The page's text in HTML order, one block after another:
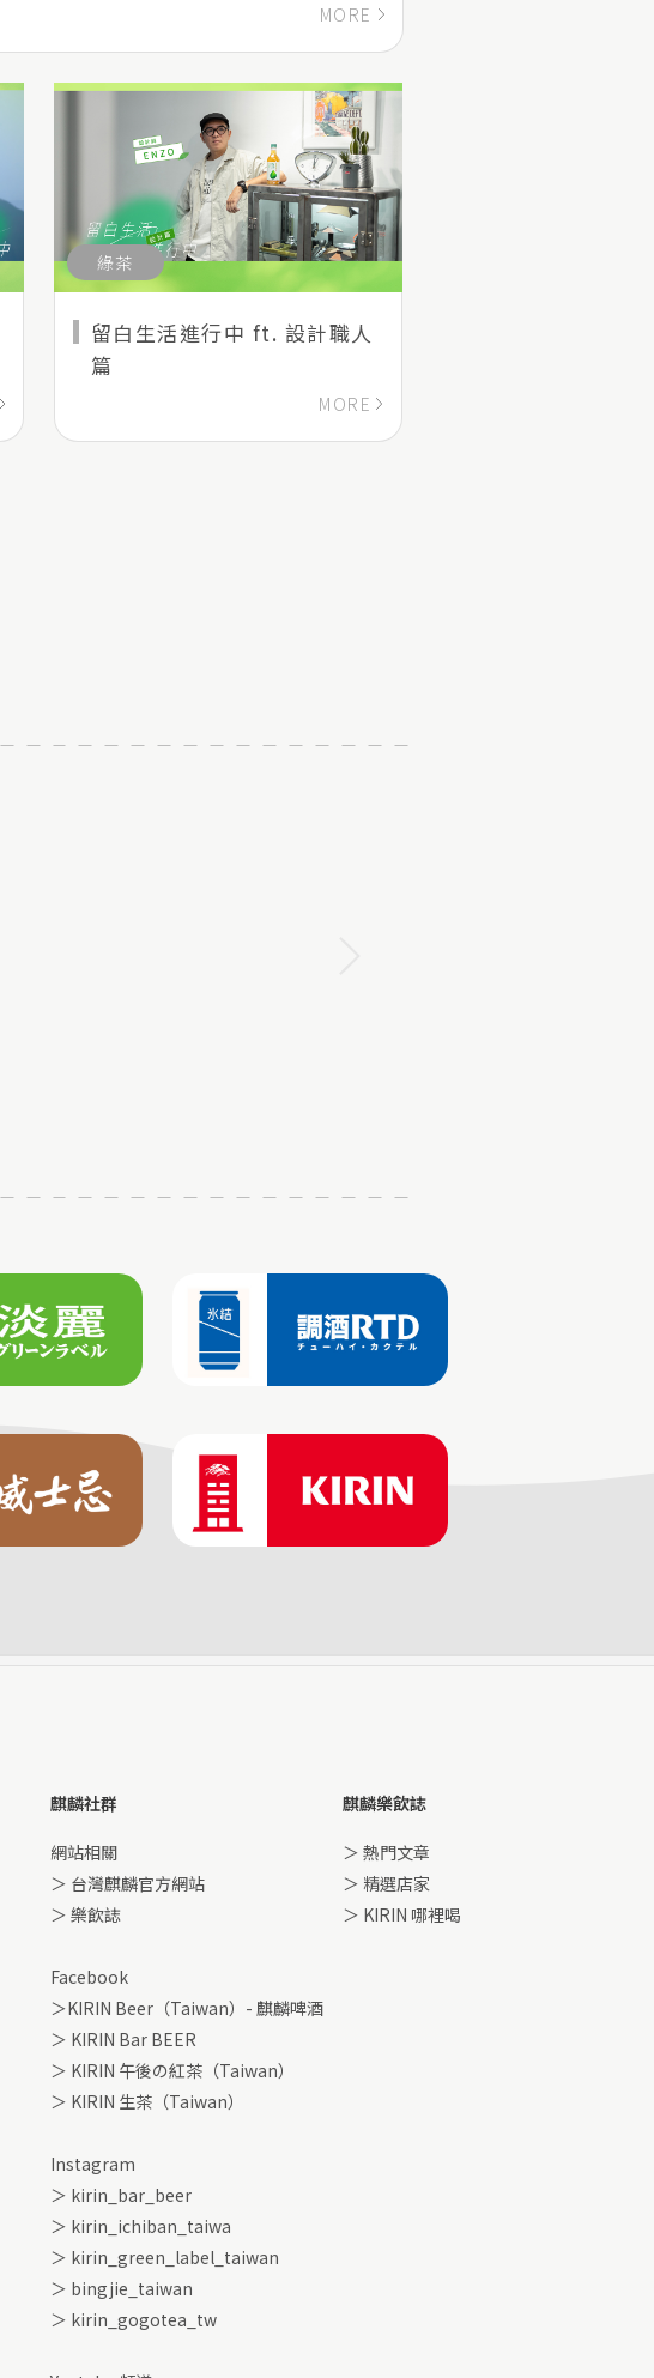
MORE
綠茶
留白生活進行中 ft. 設計職人
篇
MORE
麒麟社群
網站相關
＞ 台灣麒麟官方網站
＞ 樂飲誌
Facebook
＞KIRIN Beer（Taiwan）- 麒麟啤酒
＞ KIRIN Bar BEER
＞ KIRIN 午後の紅茶（Taiwan）
＞ KIRIN 生茶（Taiwan）
Instagram
＞ kirin_bar_beer
＞ kirin_ichiban_taiwa
＞ kirin_green_label_taiwan
＞ bingjie_taiwan
＞ kirin_gogotea_tw
麒麟樂飲誌
＞ 熱門文章
＞ 精選店家
＞ KIRIN 哪裡喝